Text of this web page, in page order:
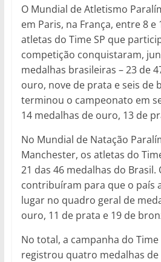
O Mundial de Atletismo
em Paris, na França, entre 8 e
atletas do Time SP que
competição conquistaram,
medalhas brasileiras – 23 de
ouro, nove de prata e seis de
terminou o campeonato em
14 medalhas de ouro, 13 de
No Mundial de Natação
Manchester, os atletas do
21 das 46 medalhas do Brasil.
contribuíram para que o país
lugar no quadro geral de
ouro, 11 de prata e 19 de
No total, a campanha do
registrou quatro medalhas